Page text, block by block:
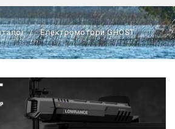
Електромотори GHOST